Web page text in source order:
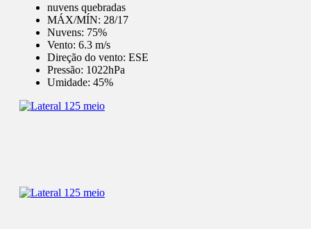
nuvens quebradas
MÁX/MÍN: 28/17
Nuvens: 75%
Vento: 6.3 m/s
Direção do vento: ESE
Pressão: 1022hPa
Umidade: 45%